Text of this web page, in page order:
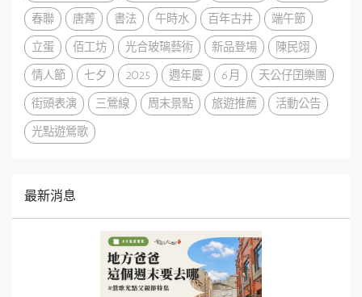
春聯
唐菁 書法 午時水 百年古井
端午節
立蛋
佰工坊 光合玻璃藝術 新品登場
陳民翊
情人節
七夕 2025 週年慶 6月
天公仔囝樂團
街頭表演
三鶯線 周末景點 旅遊推薦
活動公告
光點遊鶯歌
最新消息